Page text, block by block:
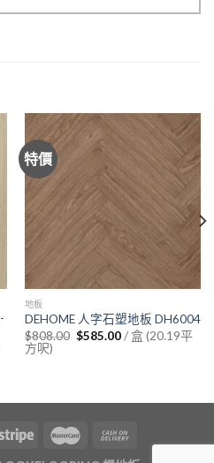
特價
地板
DEHOME 人字石塑地板 DH6004
$808.00 Original
price
$585.00Current
price
/ 盒 (20.19平
方呎)